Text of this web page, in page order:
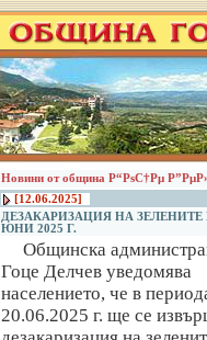
Новини от община Р“РѕС†Рµ
[12.06.2025]
ДЕЗАКАРИЗАЦИЯ НА
ЮНИ 2025 Г.
Общинска
Гоце Делчев уведомява
населението, че в
20.06.2025 г. ще се